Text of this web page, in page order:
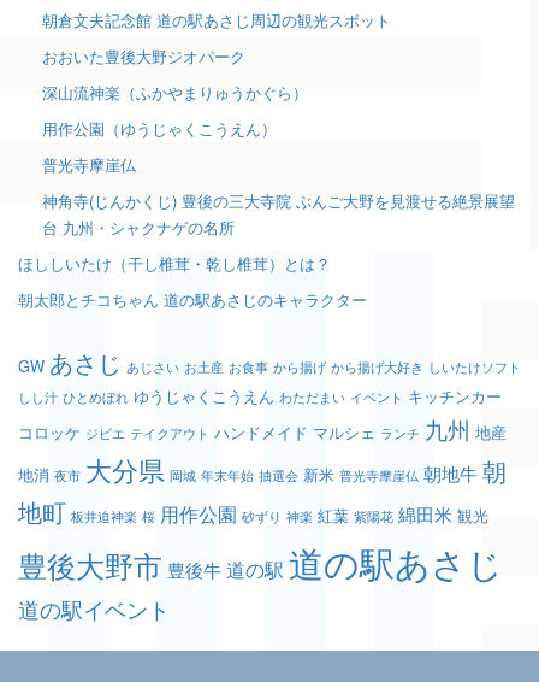
朝倉文夫記念館 道の駅あさじ周辺の観光スポット
おおいた豊後大野ジオパーク
深山流神楽（ふかやまりゅうかぐら）
用作公園（ゆうじゃくこうえん）
普光寺摩崖仏
神角寺(じんかくじ) 豊後の三大寺院 ぶんご大野を見渡せる絶景展望
台 九州・シャクナゲの名所
ほししいたけ（干し椎茸・乾し椎茸）とは？
朝太郎とチコちゃん 道の駅あさじのキャラクター
GW あさじ あじさい お土産 お食事 から揚げ から揚げ大好き しいたけソフト
しし汁 ひとめぼれ ゆうじゃくこうえん わただまい イベント キッチンカー
コロッケ ジビエ テイクアウト ハンドメイド マルシェ ランチ 九州 地産
地消 夜市 大分県 岡城 年末年始 抽選会 新米 普光寺摩崖仏 朝地牛朝
地町 板井迫神楽 桜 用作公園 砂ずり 神楽 紅葉 紫陽花 綿田米 観光
豊後大野市 豊後牛道の駅 道の駅あさじ
道の駅イベント